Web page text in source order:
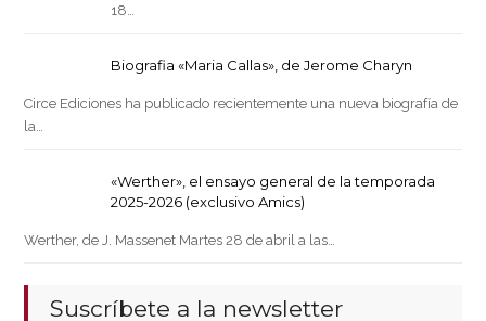
18…
Biografia «Maria Callas», de Jerome Charyn
Circe Ediciones ha publicado recientemente una nueva biografía de
la…
«Werther», el ensayo general de la temporada
2025-2026 (exclusivo Amics)
Werther, de J. Massenet Martes 28 de abril a las…
Suscríbete a la newsletter